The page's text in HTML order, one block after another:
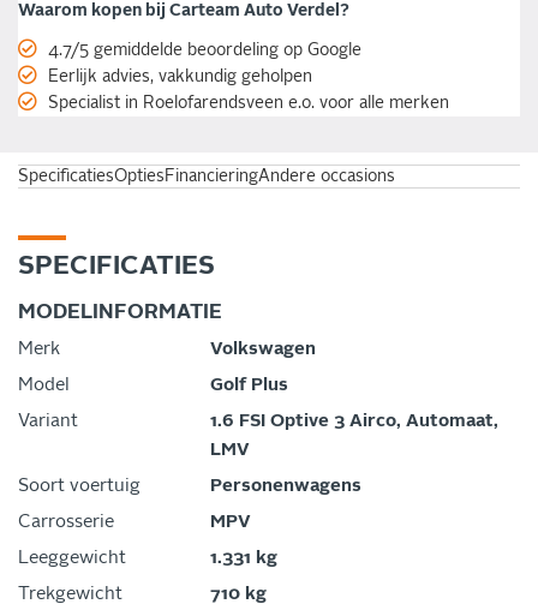
Waarom kopen bij Carteam Auto Verdel?
4.7/5 gemiddelde beoordeling op Google
Eerlijk advies, vakkundig geholpen
Specialist in Roelofarendsveen e.o. voor alle merken
SpecificatiesOpties FinancieringAndere occasions
SPECIFICATIES
MODELINFORMATIE
Merk
Volkswagen
Model
Golf Plus
Variant
1.6 FSI Optive 3 Airco, Automaat,
LMV
Soort voertuig
Personenwagens
Carrosserie
MPV
Leeggewicht
1.331 kg
Trekgewicht
710 kg